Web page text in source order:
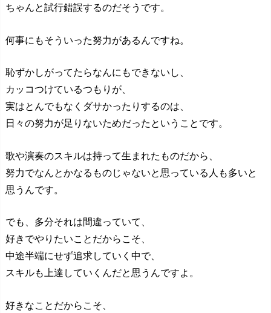
ちゃんと試行錯誤するのだそうです。
何事にもそういった努力があるんですね。
恥ずかしがってたらなんにもできないし、
カッコつけているつもりが、
実はとんでもなくダサかったりするのは、
日々の努力が足りないためだったということです。
歌や演奏のスキルは持って生まれたものだから、
努力でなんとかなるものじゃないと思っている人も多いと
思うんです。
でも、多分それは間違っていて、
好きでやりたいことだからこそ、
中途半端にせず追求していく中で、
スキルも上達していくんだと思うんですよ。
好きなことだからこそ、